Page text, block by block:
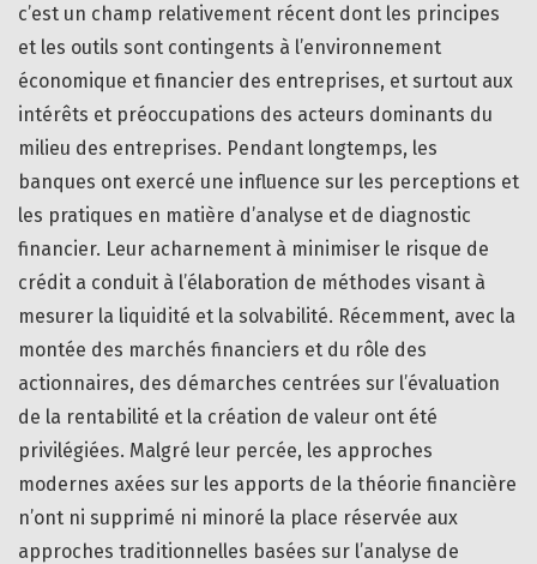
c’est un champ relativement récent dont les principes
et les outils sont contingents à l’environnement
économique et financier des entreprises, et surtout aux
intérêts et préoccupations des acteurs dominants du
milieu des entreprises. Pendant longtemps, les
banques ont exercé une influence sur les perceptions et
les pratiques en matière d’analyse et de diagnostic
financier. Leur acharnement à minimiser le risque de
crédit a conduit à l’élaboration de méthodes visant à
mesurer la liquidité et la solvabilité. Récemment, avec la
montée des marchés financiers et du rôle des
actionnaires, des démarches centrées sur l’évaluation
de la rentabilité et la création de valeur ont été
privilégiées. Malgré leur percée, les approches
modernes axées sur les apports de la théorie financière
n’ont ni supprimé ni minoré la place réservée aux
approches traditionnelles basées sur l’analyse de